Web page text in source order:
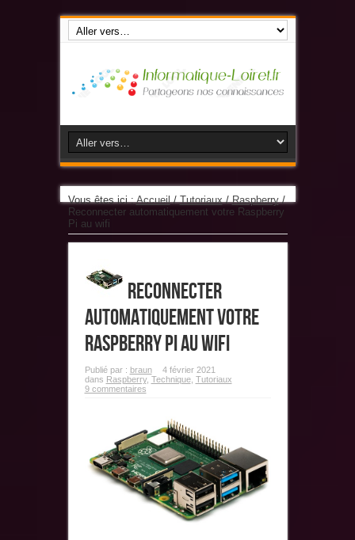
Vous êtes ici :Accueil/Tutoriaux/Raspberry/
Reconnecter automatiquement votre Raspberry
Pi au wifi
Reconnecter
automatiquement votre
Raspberry Pi au wifi
Publié par : braun
4 février 2021
dans Raspberry, Technique, Tutoriaux
9 commentaires